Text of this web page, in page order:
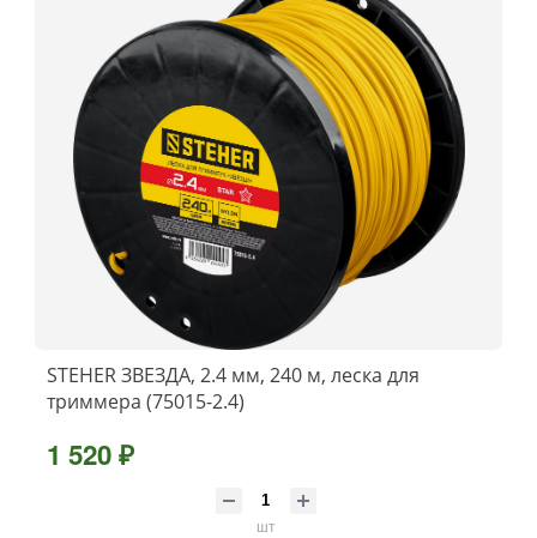
STEHER ЗВЕЗДА, 2.4 мм, 240 м, леска для
триммера (75015-2.4)
1 520 ₽
шт